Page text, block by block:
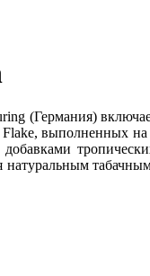
(Германия)
выполненных
натуральным